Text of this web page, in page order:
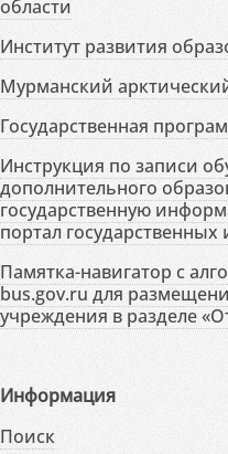
области
Институт развития
Мурманский
Государственная
Инструкция по записи
дополнительного
государственную
портал
Памятка-навигатор с
bus.gov.ru для
учреждения в разделе
Информация
Поиск